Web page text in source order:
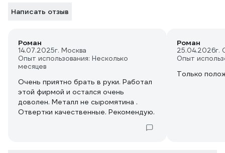
Написать отзыв
Роман
14.07.2025г. Москва
Опыт использования: Несколько
месяцев
Очень приятно брать в руки. Работал
этой фирмой и остался очень
доволен. Металл не сыромятина .
Отвертки качественные. Рекомендую.
Роман
25.04.2026г.
Опыт
Только